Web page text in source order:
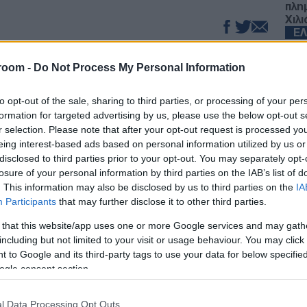
- Do Not Process My Personal Information
opt-out of the sale, sharing to third parties, or processing of your
for targeted advertising by us, please use the below opt-out
selection. Please note that after your opt-out request is processed
interest-based ads based on personal information utilized by us
to third parties prior to your opt-out. You may separately
of your personal information by third parties on the IAB’s list of
This information may also be disclosed by us to third parties on the
Participants that may further disclose it to other third parties.
that this website/app uses one or more Google services and may
but not limited to your visit or usage behaviour. You may
to Google and its third-party tags to use your data for below
consent section.
Data Processing Opt Outs
του, καθώς είναι υποψήφιος προς
ότι η λάθος συνεννόηση έφερε λάθος
στο τάκο!
τη φορά με μεγάλο μπέρδεμα και μεγάλη
μας να την ψηφίσουμε, δεν φοβάται
πίσω πόρτες για να προχωρήσει στο
σαν ομάδα να ψηφίσουμε οι δύο εμένα
συμφωνία και εκεί ήταν ο λόγος μου
μην έχουμε ανάγκη σε ότι κι αν έκανε η
στην κάλπη και η Σταυρούλα μας λέει
εκείνη την ώρα» είπε χαρακτηριστικά ο
τα
Η